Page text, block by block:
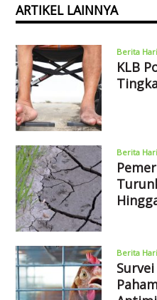
ARTIKEL LAINNYA
Berita
KLB
Berita
Berita